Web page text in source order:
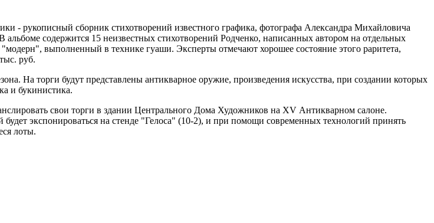
рукописный сборник стихотворений известного графика, фотографа Александра Михайловича
содержится 15 неизвестных стихотворений Родченко, написанных автором на отдельных
выполненный в технике гуаши. Эксперты отмечают хорошее состояние этого раритета,
руб.
На торги будут представлены антикварное оружие, произведения искусства, при создании которых
и букинистика.
свои торги в здании Центрального Дома Художников на XV Антикварном салоне.
экспонироваться на стенде "Гелоса" (10-2), и при помощи современных технологий принять
лоты.